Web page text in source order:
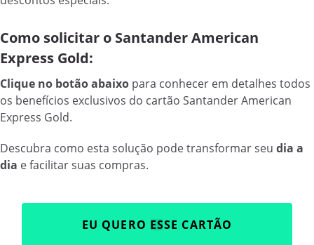
Como solicitar o Santander American
Express Gold:
Clique no botão abaixo para conhecer em detalhes todos
os benefícios exclusivos do cartão Santander American
Express Gold.
Descubra como esta solução pode transformar seu dia a
dia e facilitar suas compras.
EU QUERO ESSE CARTÃO